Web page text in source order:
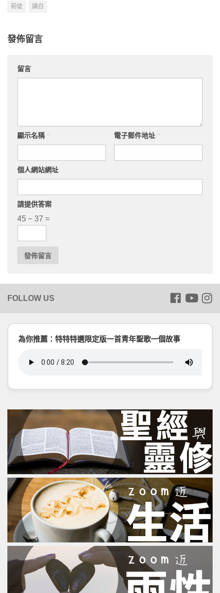
荊徒
讀白
發佈留言
留言
顯示名稱 電子郵件地址
個人網站網址
請提供答案
45 − 37 =
為你推薦：特特特選限定版一首青年聖歌一個故事